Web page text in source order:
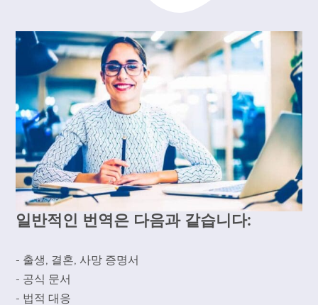
일반적인 번역은 다음과 같습니다:
- 출생, 결혼, 사망 증명서
- 공식 문서
- 법적 대응